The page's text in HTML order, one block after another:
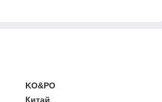
KO&PO
Китай